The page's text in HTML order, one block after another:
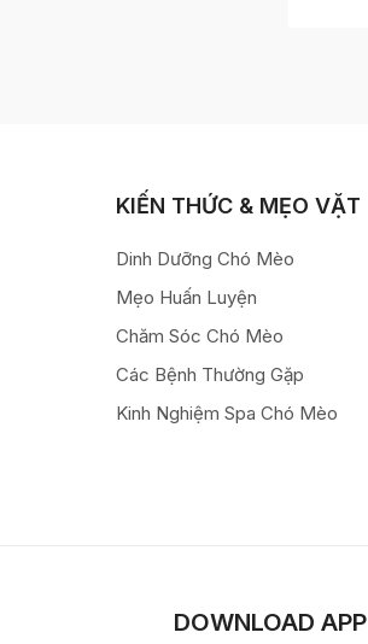
KIẾN THỨC & MẸO VẶT
Dinh Dưỡng Chó Mèo
Mẹo Huấn Luyện
Chăm Sóc Chó Mèo
Các Bệnh Thường Gặp
Kinh Nghiệm Spa Chó Mèo
DOWNLOAD APP